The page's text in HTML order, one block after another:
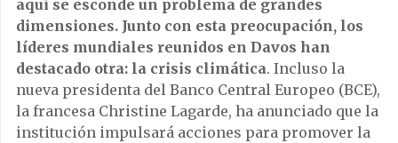
aquí se esconde un problema de grandes
dimensiones. Junto con esta preocupación, los
líderes mundiales reunidos en Davos han
destacado otra: la crisis climática. Incluso la
nueva presidenta del Banco Central Europeo (BCE),
la francesa Christine Lagarde, ha anunciado que la
institución impulsará acciones para promover la